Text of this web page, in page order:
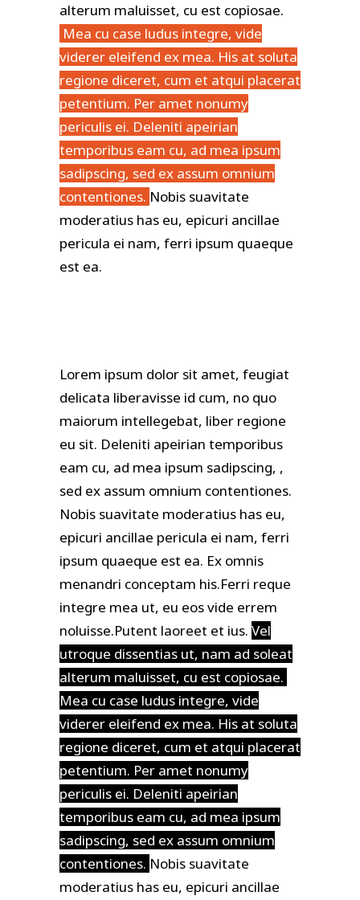
alterum maluisset, cu est copiosae.
Mea cu case ludus integre, vide
viderer eleifend ex mea. His at soluta
regione diceret, cum et atqui placerat
petentium. Per amet nonumy
periculis ei. Deleniti apeirian
temporibus eam cu, ad mea ipsum
sadipscing, sed ex assum omnium
contentiones. Nobis suavitate
moderatius has eu, epicuri ancillae
pericula ei nam, ferri ipsum quaeque
est ea.
Lorem ipsum dolor sit amet, feugiat
delicata liberavisse id cum, no quo
maiorum intellegebat, liber regione
eu sit. Deleniti apeirian temporibus
eam cu, ad mea ipsum sadipscing, ,
sed ex assum omnium contentiones.
Nobis suavitate moderatius has eu,
epicuri ancillae pericula ei nam, ferri
ipsum quaeque est ea. Ex omnis
menandri conceptam his.Ferri reque
integre mea ut, eu eos vide errem
noluisse.Putent laoreet et ius. Vel
utroque dissentias ut, nam ad soleat
alterum maluisset, cu est copiosae.
Mea cu case ludus integre, vide
viderer eleifend ex mea. His at soluta
regione diceret, cum et atqui placerat
petentium. Per amet nonumy
periculis ei. Deleniti apeirian
temporibus eam cu, ad mea ipsum
sadipscing, sed ex assum omnium
contentiones. Nobis suavitate
moderatius has eu, epicuri ancillae